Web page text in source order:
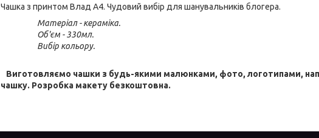
Чашка з принтом Влад А4. Чудовий вибір для шанувальників блогера.
Матеріал - кераміка.
Об'єм - 330мл.
Вибір кольору.
Виготовляємо чашки з будь-якими малюнками, фото, логотипами,
чашку. Розробка макету безкоштовна.